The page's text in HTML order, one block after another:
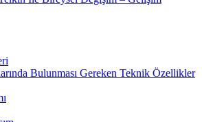
Bulunması Gereken Teknik Özellikler